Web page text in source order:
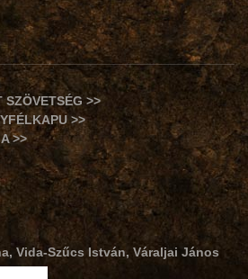
SZÖVETSÉG >>
>>
>>
Vida-Szűcs István, Váraljai János